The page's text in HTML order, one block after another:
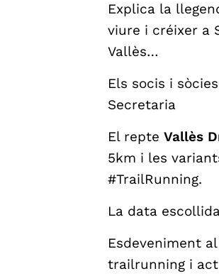
Explica la
viure i créixer a
Vallès…
Els socis i
Secretaria
El repte Vallès
5km i les
#TrailRunning.
La data
Esdeveniment
trailrunning i